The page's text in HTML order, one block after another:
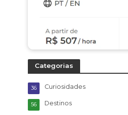
Categorias
Curiosidades
36
Destinos
56